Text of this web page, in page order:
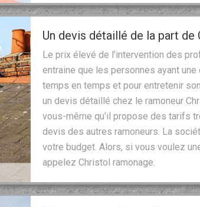
Un devis détaillé de la part de
Le prix élevé de l’intervention des
entraine que les personnes ayant
temps en temps et pour entretenir
un devis détaillé chez le ramoneur
vous-même qu’il propose des tarifs
devis des autres ramoneurs. La
votre budget. Alors, si vous voulez
appelez Christol ramonage.